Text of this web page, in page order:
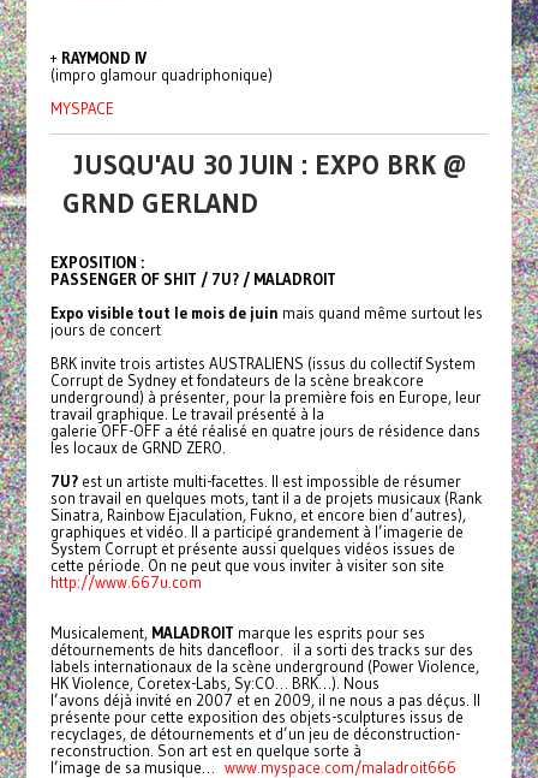
+ RAYMOND IV
(impro glamour quadriphonique)
MYSPACE
JUSQU'AU 30 JUIN : EXPO BRK @
GRND GERLAND
EXPOSITION :
PASSENGER OF SHIT / 7U? / MALADROIT
Expo visible tout le mois de juin mais quand même surtout les
jours de concert
BRK invite trois artistes AUSTRALIENS (issus du collectif System
Corrupt de Sydney et fondateurs de la scène breakcore
underground) à présenter, pour la première fois en Europe, leur
travail graphique. Le travail présenté à la
galerie OFF-OFF a été réalisé en quatre jours de résidence dans
les locaux de GRND ZERO.
7U?est un artiste multi-facettes. Il est impossible de résumer
son travail en quelques mots, tant il a de projets musicaux (Rank
Sinatra, Rainbow Ejaculation, Fukno, et encore bien d’autres),
graphiques et vidéo. Il a participé grandement à l’imagerie de
System Corrupt et présente aussi quelques vidéos issues de
cette période. On ne peut que vous inviter à visiter son site
http://www.667u.com
Musicalement, MALADROIT marque les esprits pour ses
détournements de hits dancefloor. il a sorti des tracks sur des
labels internationaux de la scène underground (Power Violence,
HK Violence, Coretex-Labs, Sy:CO… BRK…). Nous
l’avons déjà invité en 2007 et en 2009, il ne nous a pas déçus. Il
présente pour cette exposition des objets-sculptures issus de
recyclages, de détournements et d’un jeu de déconstruction-
reconstruction. Son art est en quelque sorte à
l’image de sa musique… www.myspace.com/maladroit666